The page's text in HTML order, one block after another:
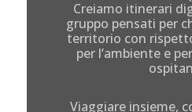
Creiamo itinerari
gruppo pensati per
territorio con
per l’ambiente e
Viaggiare insieme,